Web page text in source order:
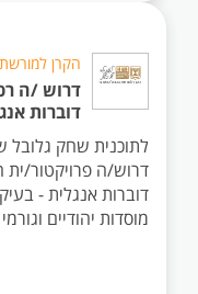
הקרן
דרוש /ה
דוברות
לתוכנית שחק
דרוש/ה פרויקטור/ית
דוברות אנגלית -
מוסדות יהודיים